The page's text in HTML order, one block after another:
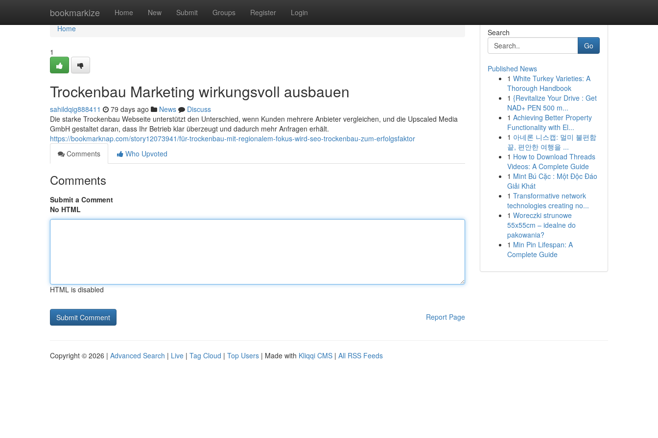
bookmarkize Home New Submit Groups Register Login
Home
Home
1
Trockenbau Marketing wirkungsvoll ausbauen
sahildqig888411 79 days ago News
Discuss
Die starke Trockenbau Webseite unterstützt den Unterschied, wenn Kunden mehrere Anbieter vergleichen, und die Upscaled Media
GmbH gestaltet daran, dass Ihr Betrieb klar überzeugt und dadurch mehr Anfragen erhält.
https://bookmarknap.com/story12073941/für-trockenbau-mit-regionalem-fokus-wird-seo-trockenbau-zum-erfolgsfaktor
Comments
Who Upvoted
Comments
Submit a Comment
No HTML
HTML is disabled
Report Page
Search
Go
Published News
1 White Turkey Varieties: A
Thorough Handbook
1 {Revitalize Your Drive : Get
NAD+ PEN 500 m...
1 Achieving Better Property
Functionality with El...
1 아네론 니스캡: 멀미 불편함
끝, 편안한 여행을 ...
1 How to Download Threads
Videos: A Complete Guide
1 Mint Bú Cặc : Một Độc Đáo
Giải Khát
1 Transformative network
technologies creating no...
1 Woreczki strunowe
55x55cm – idealne do
pakowania?
1 Min Pin Lifespan: A
Complete Guide
Copyright © 2026 | Advanced Search | Live | Tag Cloud | Top Users | Made with Kliqqi CMS | All RSS Feeds